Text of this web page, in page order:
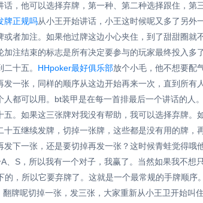
，他可以选择弃牌，第一种、第二种选择跟住，第
牌正规吗从小王开始讲话，小王这时候呢又多了另外
者加注。如果他过牌这边小心夹住，到了甜甜圈
注结束的标志是所有决定要参与的玩家最终投入
十五。 HHpoker最好俱乐部放个小毛，他不想要配
一张，同样的顺序从这边开始再来一次，直到所
人都可以用。bt装甲是在每一首排最后一个讲话的人
。如果这三张牌对我没有帮助，我可以选择弃牌
五继续发牌，切掉一张牌，这些都是没有用的牌
下一张，还是要切掉再发一张？这时候青蛙觉得
S，所以我有一个对子，我赢了。当然如果我不想
的，所以它要弃牌了。这就是一个最常规的手牌顺
牌呢切掉一张，发三张，大家重新从小王卫开始叫